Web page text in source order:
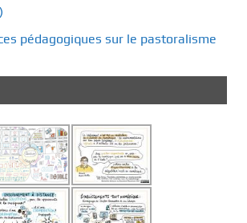
pédagogiques sur le pastoralisme